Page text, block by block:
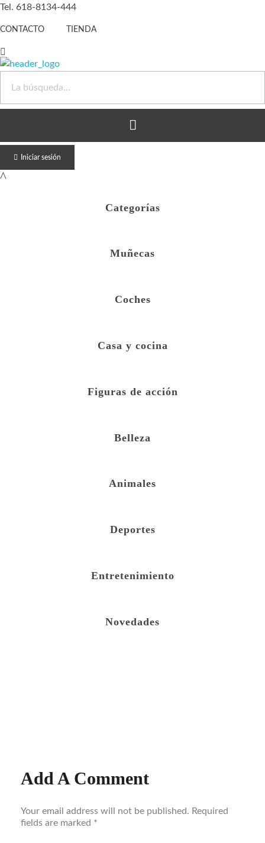
Tel. 618-8134-444
CONTACTO TIENDA
Iniciar sesión
Categorías
Muñecas
Coches
Casa y cocina
Figuras de acción
Belleza
Animales
Deportes
Entretenimiento
Novedades
Add A Comment
Your email address will not be published. Required
fields are marked *